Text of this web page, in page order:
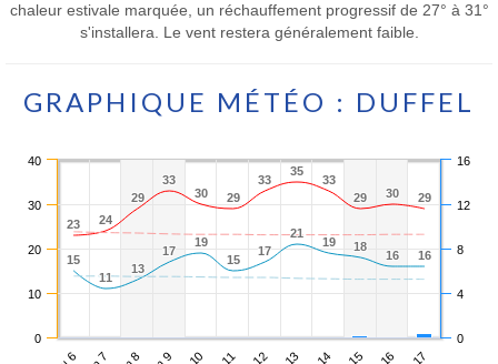
chaleur estivale marquée, un réchauffement progressif de 27° à 31°
s'installera. Le vent restera généralement faible.
GRAPHIQUE MÉTÉO : DUFFEL
23
23 24
24
29
29
33
33
30
30 29
29
33
33
35
35
33
33
29
29 30
30 29
29
15
15
11
11
13
13
17
17
19
19
15
15
17
17
21
21
19
19 18
18
16
16 16
16
0
10
20
30
40
0
4
8
12
16